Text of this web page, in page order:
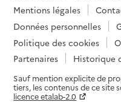
Mentions légales
Données personnelles
Politique des cookies
Partenaires
Historique
Sauf mention explicite de
tiers, les contenus de ce site
licence etalab-2.0